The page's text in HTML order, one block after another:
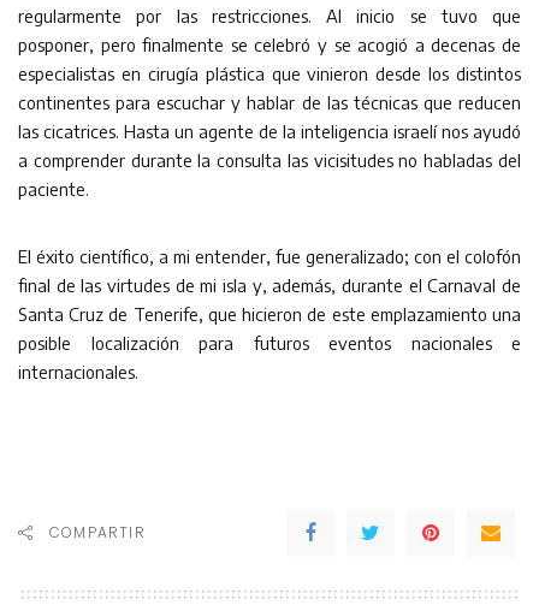
regularmente por las restricciones. Al inicio se tuvo que
posponer, pero finalmente se celebró y se acogió a decenas de
especialistas en cirugía plástica que vinieron desde los distintos
continentes para escuchar y hablar de las técnicas que reducen
las cicatrices. Hasta un agente de la inteligencia israelí nos ayudó
a comprender durante la consulta las vicisitudes no habladas del
paciente.
El éxito científico, a mi entender, fue generalizado; con el colofón
final de las virtudes de mi isla y, además, durante el Carnaval de
Santa Cruz de Tenerife, que hicieron de este emplazamiento una
posible localización para futuros eventos nacionales e
internacionales.
COMPARTIR